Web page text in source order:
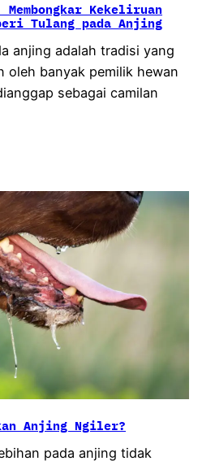
Kekeliruan
Tulang pada Anjing
anjing adalah tradisi yang
oleh banyak pemilik hewan
sebagai camilan
Anjing Ngiler?
pada anjing tidak